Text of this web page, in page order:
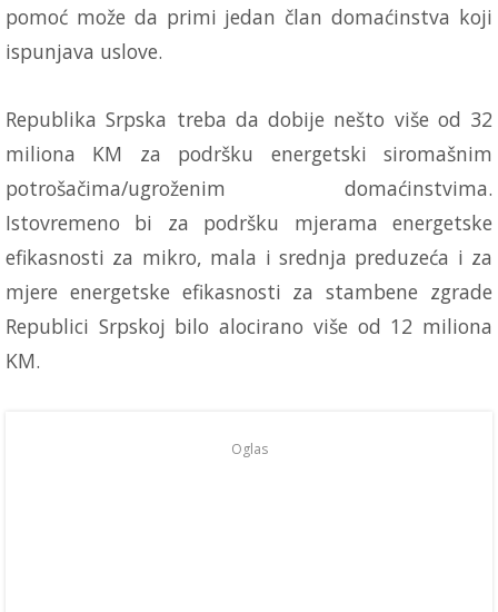
pomoć može da primi jedan član domaćinstva koji
ispunjava uslove.
Republika Srpska treba da dobije nešto više od 32
miliona KM za podršku energetski siromašnim
potrošačima/ugroženim domaćinstvima.
Istovremeno bi za podršku mjerama energetske
efikasnosti za mikro, mala i srednja preduzeća i za
mjere energetske efikasnosti za stambene zgrade
Republici Srpskoj bilo alocirano više od 12 miliona
KM.
Oglas